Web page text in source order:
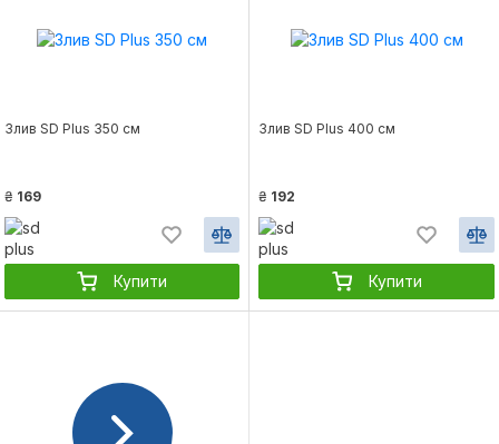
Злив SD Plus 350 см
₴ 169
Купити
Злив SD Plus 400 см
₴ 192
Купити